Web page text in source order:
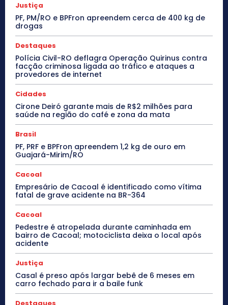
Justiça
PF, PM/RO e BPFron apreendem cerca de 400 kg de
drogas
Destaques
Polícia Civil-RO deflagra Operação Quirinus contra
facção criminosa ligada ao tráfico e ataques a
provedores de internet
Cidades
Cirone Deiró garante mais de R$2 milhões para
saúde na região do café e zona da mata
Brasil
PF, PRF e BPFron apreendem 1,2 kg de ouro em
Guajará-Mirim/RO
Cacoal
Empresário de Cacoal é identificado como vítima
fatal de grave acidente na BR-364
Cacoal
Pedestre é atropelada durante caminhada em
bairro de Cacoal; motociclista deixa o local após
acidente
Justiça
Casal é preso após largar bebê de 6 meses em
carro fechado para ir a baile funk